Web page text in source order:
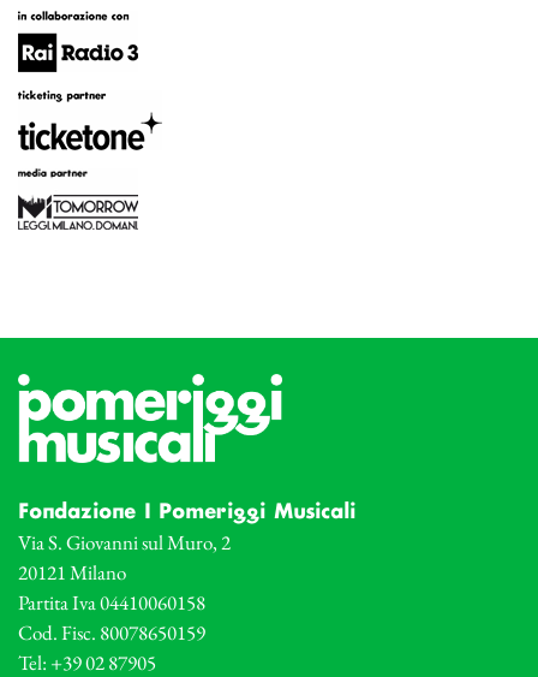
Fondazione I Pomeriggi Musicali
Via S. Giovanni sul Muro, 2
20121 Milano
Partita Iva 04410060158
Cod. Fisc. 80078650159
Tel: +39 02 87905